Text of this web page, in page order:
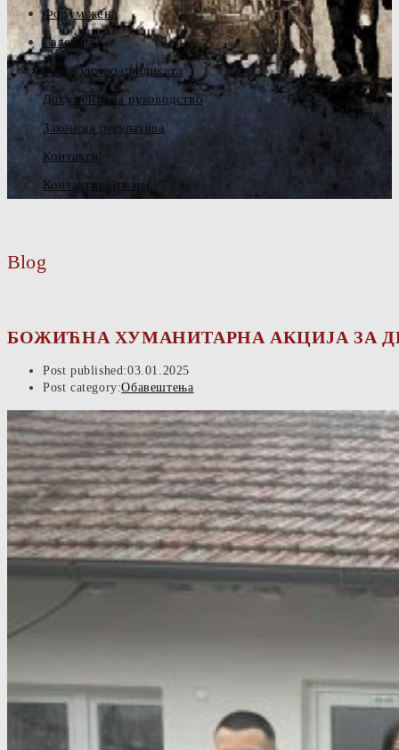
Форум жена
Галерија
Руководство синдиката
Документа за руководство
Законска регулатива
Контакти
Контактирајте нас
Blog
БОЖИЋНА ХУМАНИТАРНА АКЦИЈА ЗА
Post published:03.01.2025
Post category:Обавештења